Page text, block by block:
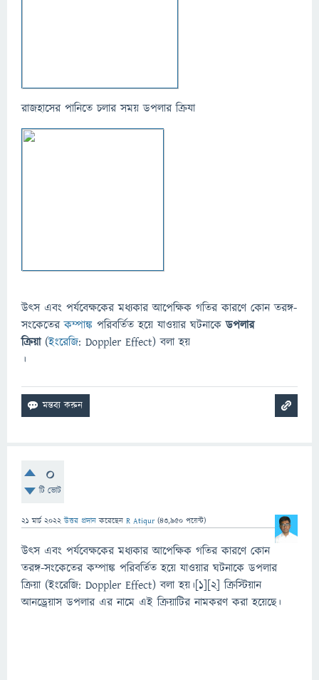
রাজহাসের পানিতে চলার সময় ডপলার ক্রিযা
উৎস এবং পর্যবেক্ষকের মধ্যকার আপেক্ষিক গতির কারণে কোন তরঙ্গ-
সংকেতেরকম্পাঙ্ক পরিবর্তিত হয়ে যাওয়ার ঘটনাকেডপলার
ক্রিয়া(ইংরেজি: Doppler Effect) বলা হয়
।
0
টি ভোট
21 মার্চ 2022 উত্তর প্রদান করেছেন R Atiqur (43,950 পয়েন্ট)
উৎস এবং পর্যবেক্ষকের মধ্যকার আপেক্ষিক গতির কারণে কোন
তরঙ্গ-সংকেতের কম্পাঙ্ক পরিবর্তিত হয়ে যাওয়ার ঘটনাকে ডপলার
ক্রিয়া (ইংরেজি: Doppler Effect) বলা হয়।[১][২] ক্রিস্টিয়ান
আনড্রেয়াস ডপলার এর নামে এই ক্রিয়াটির নামকরণ করা হয়েছে।